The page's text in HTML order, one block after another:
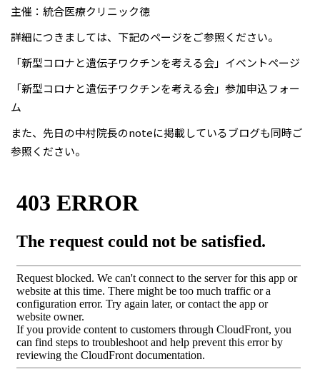
主催： 統合医療クリニック徳
詳細につきましては、下記のページをご参照ください。
「新型コロナと遺伝子ワクチンを考える会」イベントページ
「新型コロナと遺伝子ワクチンを考える会」参加申込フォー
ム
また、先日の中村院長のnoteに掲載しているブログも同時ご
参照ください。